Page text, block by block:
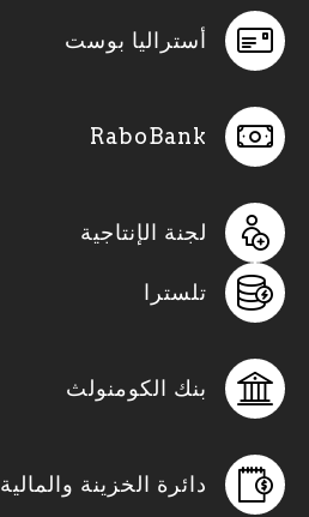
أستراليا بوست
RaboBank
لجنة الإنتاجية
تلسترا
بنك الكومنولث
دائرة الخزينة والمالية